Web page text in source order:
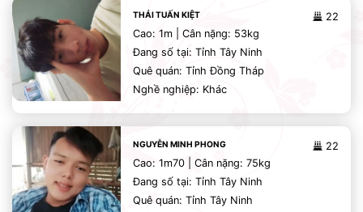
22
THÁI TUẤN KIỆT
Cao: 1m | Cân nặng: 53kg
Đang số tại: Tỉnh Tây Ninh
Quê quán: Tỉnh Đồng Tháp
Nghề nghiệp: Khác
22
NGUYỄN MINH PHONG
Cao: 1m70 | Cân nặng: 75kg
Đang số tại: Tỉnh Tây Ninh
Quê quán: Tỉnh Tây Ninh